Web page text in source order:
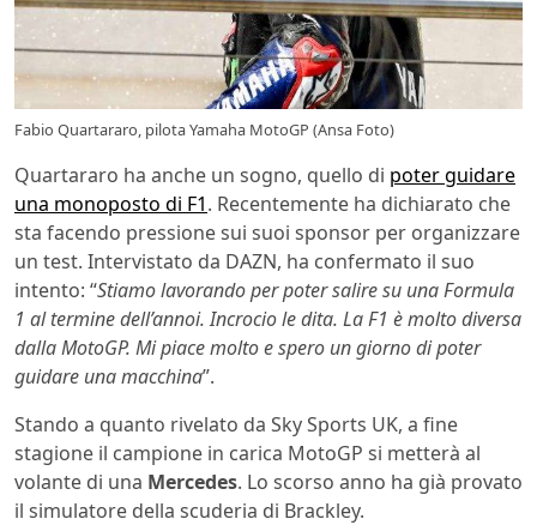
Fabio Quartararo, pilota Yamaha MotoGP (Ansa Foto)
Quartararo ha anche un sogno, quello di poter guidare
una monoposto di F1. Recentemente ha dichiarato che
sta facendo pressione sui suoi sponsor per organizzare
un test. Intervistato da DAZN, ha confermato il suo
intento: “Stiamo lavorando per poter salire su una Formula
1 al termine dell’annoi. Incrocio le dita. La F1 è molto diversa
dalla MotoGP. Mi piace molto e spero un giorno di poter
guidare una macchina”.
Stando a quanto rivelato da Sky Sports UK, a fine
stagione il campione in carica MotoGP si metterà al
volante di una Mercedes. Lo scorso anno ha già provato
il simulatore della scuderia di Brackley.